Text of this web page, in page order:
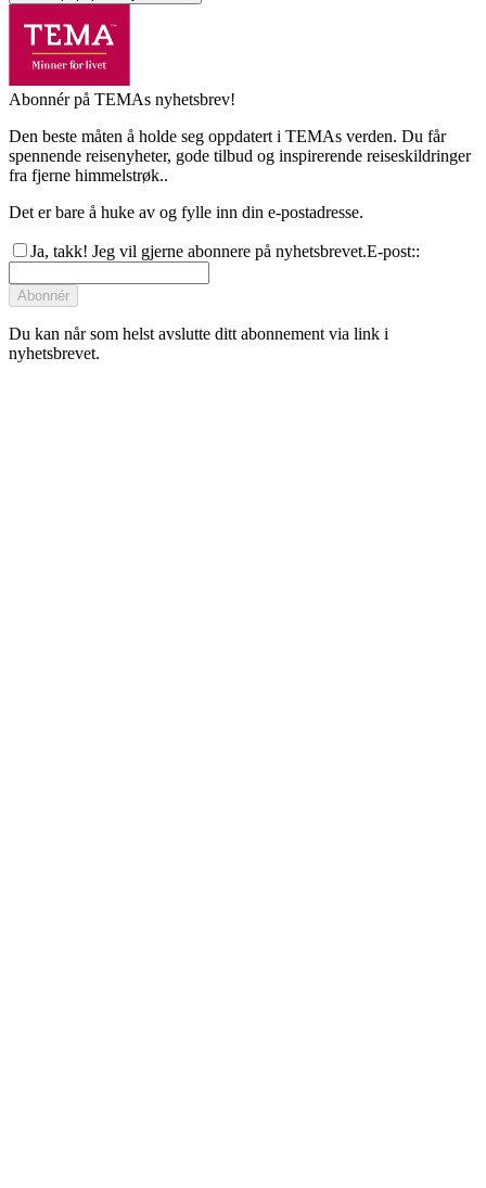
Abonnér på TEMAs nyhetsbrev!
Den beste måten å holde seg oppdatert i TEMAs verden. Du får
spennende reisenyheter, gode tilbud og inspirerende reiseskildringer
fra fjerne himmelstrøk..
Det er bare å huke av og fylle inn din e-postadresse.
Ja, takk! Jeg vil gjerne abonnere på nyhetsbrevet.E-post::
Abonnér
Du kan når som helst avslutte ditt abonnement via link i
nyhetsbrevet.